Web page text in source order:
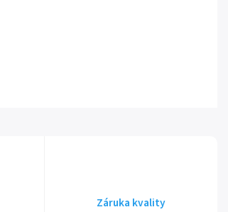
Záruka kvality